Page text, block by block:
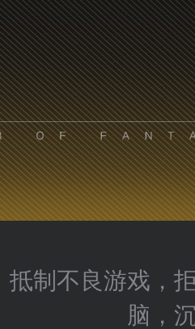
抵制不良游戏，
脑，